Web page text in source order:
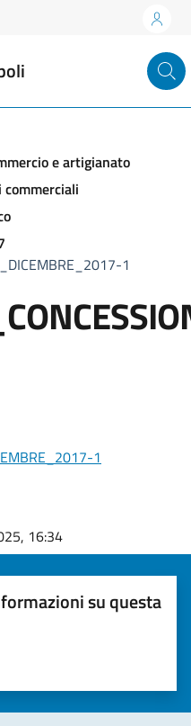
e artigianato
commerciali
1
1
16:34
su questa
(da 1 a 5 stelle)
valutare la chiarezza delle
5